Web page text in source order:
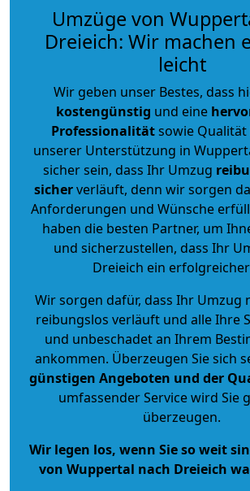
Umzüge von
Dreieich: Wir machen
leicht
Wir geben unser Bestes, dass
kostengünstig und eine
Professionalitätsowie
unserer Unterstützung in
sicher sein, dass Ihr Umzug
sicherverläuft, denn wir sorgen
Anforderungen und Wünsche
haben die besten Partner, um
und sicherzustellen, dass Ihr
Dreieich ein
Wir sorgen dafür, dass Ihr Umzug
reibungslos verläuft und alle Ihre
und unbeschadet an Ihrem
ankommen. Überzeugen Sie sich
günstigen Angeboten und der
umfassender Service wird Sie
überzeugen.
Wir legen los, wenn Sie so weit
von Wuppertal nach Dreieich